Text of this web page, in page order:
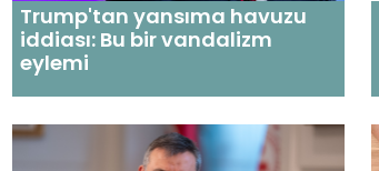
Trump'tan yansıma havuzu
iddiası: Bu bir vandalizm
eylemi